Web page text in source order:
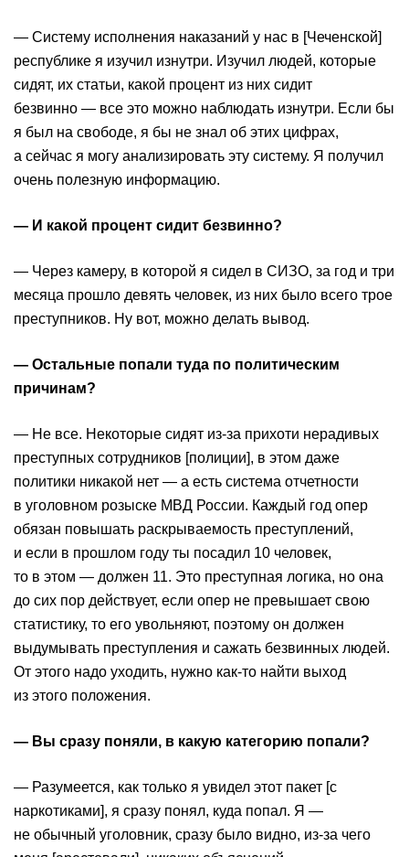
— Систему исполнения наказаний у нас в [Чеченской]
республике я изучил изнутри. Изучил людей, которые
сидят, их статьи, какой процент из них сидит
безвинно — все это можно наблюдать изнутри. Если бы
я был на свободе, я бы не знал об этих цифрах,
а сейчас я могу анализировать эту систему. Я получил
очень полезную информацию.
— И какой процент сидит безвинно?
— Через камеру, в которой я сидел в СИЗО, за год и три
месяца прошло девять человек, из них было всего трое
преступников. Ну вот, можно делать вывод.
— Остальные попали туда по политическим
причинам?
— Не все. Некоторые сидят из-за прихоти нерадивых
преступных сотрудников [полиции], в этом даже
политики никакой нет — а есть система отчетности
в уголовном розыске МВД России. Каждый год опер
обязан повышать раскрываемость преступлений,
и если в прошлом году ты посадил 10 человек,
то в этом — должен 11. Это преступная логика, но она
до сих пор действует, если опер не превышает свою
статистику, то его увольняют, поэтому он должен
выдумывать преступления и сажать безвинных людей.
От этого надо уходить, нужно как-то найти выход
из этого положения.
— Вы сразу поняли, в какую категорию попали?
— Разумеется, как только я увидел этот пакет [с
наркотиками], я сразу понял, куда попал. Я —
не обычный уголовник, сразу было видно, из-за чего